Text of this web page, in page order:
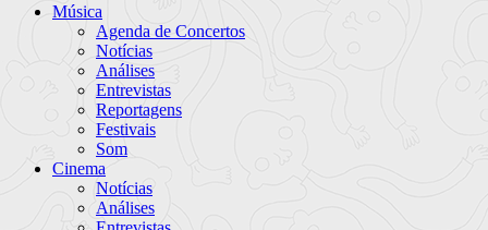
Música
Agenda de Concertos
Notícias
Análises
Entrevistas
Reportagens
Festivais
Som
Cinema
Notícias
Análises